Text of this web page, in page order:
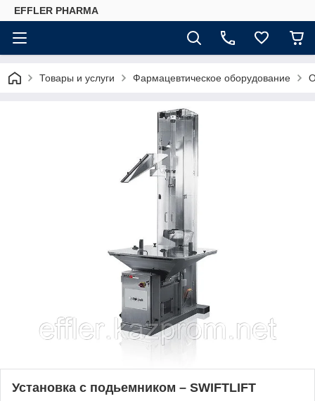
EFFLER PHARMA
Товары и услуги Фармацевтическое оборудование
Установка с подьемником – SWIFTLIFT